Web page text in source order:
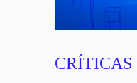
CRÍTICAS